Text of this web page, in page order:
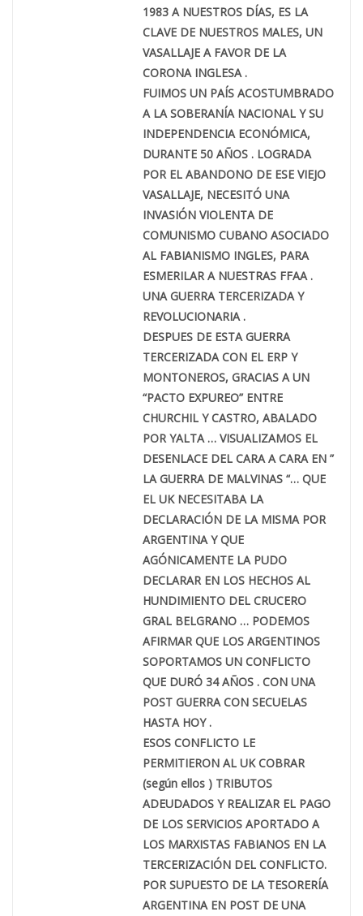
1983 A NUESTROS DÍAS, ES LA
CLAVE DE NUESTROS MALES, UN
VASALLAJE A FAVOR DE LA
CORONA INGLESA .
FUIMOS UN PAÍS ACOSTUMBRADO
A LA SOBERANÍA NACIONAL Y SU
INDEPENDENCIA ECONÓMICA,
DURANTE 50 AÑOS . LOGRADA
POR EL ABANDONO DE ESE VIEJO
VASALLAJE, NECESITÓ UNA
INVASIÓN VIOLENTA DE
COMUNISMO CUBANO ASOCIADO
AL FABIANISMO INGLES, PARA
ESMERILAR A NUESTRAS FFAA .
UNA GUERRA TERCERIZADA Y
REVOLUCIONARIA .
DESPUES DE ESTA GUERRA
TERCERIZADA CON EL ERP Y
MONTONEROS, GRACIAS A UN
“PACTO EXPUREO” ENTRE
CHURCHIL Y CASTRO, ABALADO
POR YALTA … VISUALIZAMOS EL
DESENLACE DEL CARA A CARA EN ”
LA GUERRA DE MALVINAS “… QUE
EL UK NECESITABA LA
DECLARACIÓN DE LA MISMA POR
ARGENTINA Y QUE
AGÓNICAMENTE LA PUDO
DECLARAR EN LOS HECHOS AL
HUNDIMIENTO DEL CRUCERO
GRAL BELGRANO … PODEMOS
AFIRMAR QUE LOS ARGENTINOS
SOPORTAMOS UN CONFLICTO
QUE DURÓ 34 AÑOS . CON UNA
POST GUERRA CON SECUELAS
HASTA HOY .
ESOS CONFLICTO LE
PERMITIERON AL UK COBRAR
(según ellos ) TRIBUTOS
ADEUDADOS Y REALIZAR EL PAGO
DE LOS SERVICIOS APORTADO A
LOS MARXISTAS FABIANOS EN LA
TERCERIZACIÓN DEL CONFLICTO.
POR SUPUESTO DE LA TESORERÍA
ARGENTINA EN POST DE UNA